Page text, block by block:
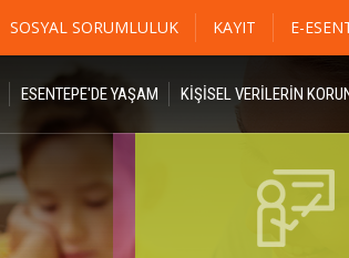
SOSYAL SORUMLULUK KAYIT E-
ESENTEPE'DE YAŞAM KİŞİSEL VERİLERİN